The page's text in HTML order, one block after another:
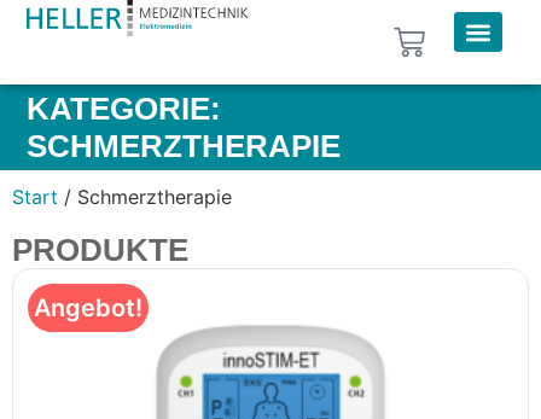
KATEGORIE:
SCHMERZTHERAPIE
Start / Schmerztherapie
PRODUKTE
Angebot!